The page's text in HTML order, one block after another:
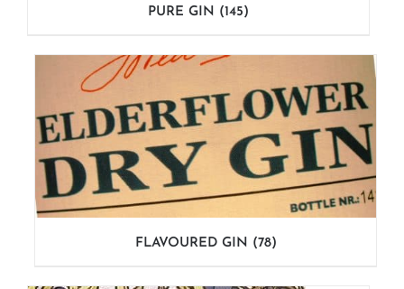
PURE GIN (145)
FLAVOURED GIN (78)